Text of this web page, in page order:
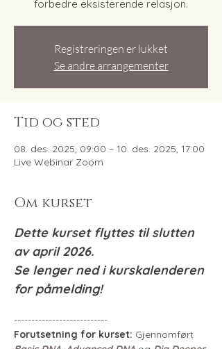
forbedre eksisterende relasjon.
Registreringen er lukket
Se andre arrangementer
Tid og sted
08. des. 2025, 09:00 – 10. des. 2025, 17:00
Live Webinar Zoom
Om kurset
Dette kurset flyttes til slutten
av april 2026.
Se lenger ned i kurskalenderen
for påmelding!
---------------------------
Forutsetning for kurset: Gjennomført